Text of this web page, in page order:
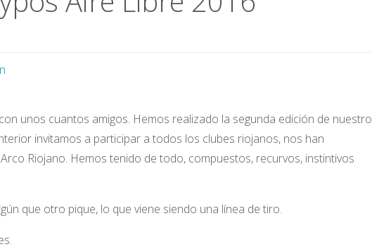
unos cuantos amigos. Hemos realizado la segunda edición de nuestro
invitamos a participar a todos los clubes riojanos, nos han
Riojano. Hemos tenido de todo, compuestos, recurvos, instintivos
que otro pique, lo que viene siendo una línea de tiro.